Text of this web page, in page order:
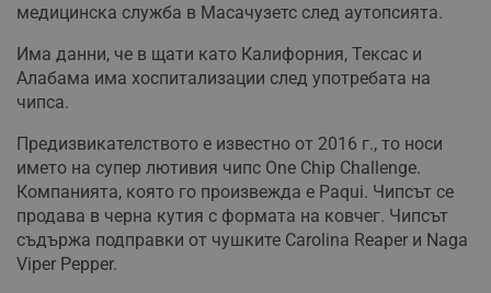
медицинска служба в Масачузетс след аутопсията.
Има данни, че в щати като Калифорния, Тексас и
Алабама има хоспитализации след употребата на
чипса.
Предизвикателството е известно от 2016 г., то носи
името на супер лютивия чипс One Chip Challenge.
Компанията, която го произвежда е Paqui. Чипсът се
продава в черна кутия с формата на ковчег. Чипсът
съдържа подправки от чушките Carolina Reaper и Naga
Viper Pepper.